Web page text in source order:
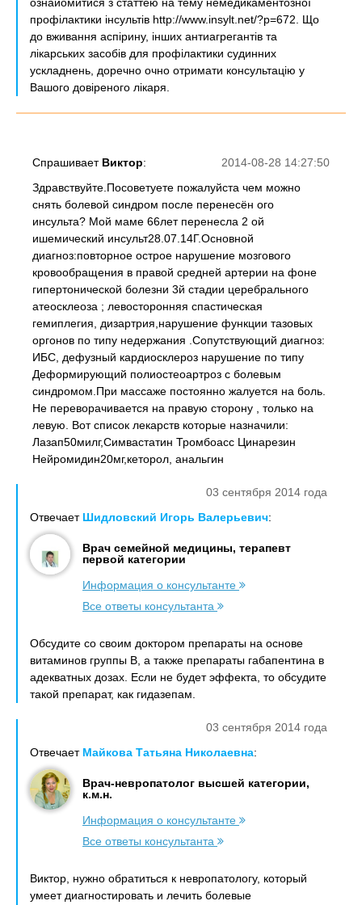
профілактики інсультів http://www.insylt.net/?p=672. Що
до вживання аспірину, інших антиагрегантів та
лікарських засобів для профілактики судинних
ускладнень, доречно очно отримати консультацію у
Вашого довіреного лікаря.
2014-08-28 14:27:50
Спрашивает Виктор:
Здравствуйте.Посоветуете пожалуйста чем можно
снять болевой синдром после перенесён ого
инсульта? Мой маме 66лет перенесла 2 ой
ишемический инсульт28.07.14Г.Основной
диагноз:повторное острое нарушение мозгового
кровообращения в правой средней артерии на фоне
гипертонической болезни 3й стадии церебрального
атеосклеоза ; левосторонняя спастическая
гемиплегия, дизартрия,нарушение функции тазовых
оргонов по типу недержания .Сопутствующий диагноз:
ИБС, дефузный кардиосклероз нарушение по типу
Деформирующий полиостеоартроз с болевым
синдромом.При массаже постоянно жалуется на боль.
Не переворачивается на правую сторону , только на
левую. Вот список лекарств которые назначили:
Лазап50милг,Симвастатин Тромбоасс Цинарезин
Нейромидин20мг,кеторол, анальгин
03 сентября 2014 года
Отвечает Шидловский Игорь Валерьевич:
Врач семейной медицины, терапевт
первой категории
Информация о консультанте
Все ответы консультанта
Обсудите со своим доктором препараты на основе
витаминов группы В, а также препараты габапентина в
адекватных дозах. Если не будет эффекта, то обсудите
такой препарат, как гидазепам.
03 сентября 2014 года
Отвечает Майкова Татьяна Николаевна:
Врач-невропатолог высшей категории,
к.м.н.
Информация о консультанте
Все ответы консультанта
Виктор, нужно обратиться к невропатологу, который
умеет диагностировать и лечить болевые